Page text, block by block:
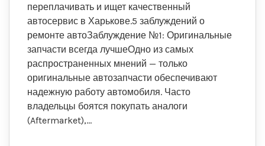
переплачивать и ищет качественный
автосервис в Харькове.5 заблуждений о
ремонте автоЗаблуждение №1: Оригинальные
запчасти всегда лучшеОдно из самых
распространенных мнений — только
оригинальные автозапчасти обеспечивают
надежную работу автомобиля. Часто
владельцы боятся покупать аналоги
(Aftermarket),…